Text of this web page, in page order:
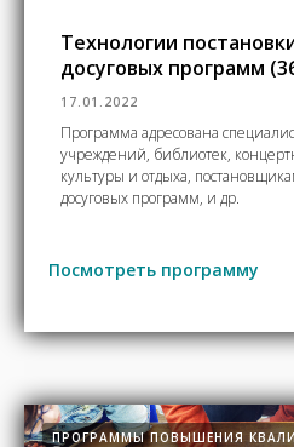
Технологии
досуговых программ
17.01.2022
Программа адресована
учреждений, библиотек,
культуры и отдыха,
досуговых программ, и др.
Посмотреть программу
ПРОГРАММЫ ПОВЫШЕНИЯ